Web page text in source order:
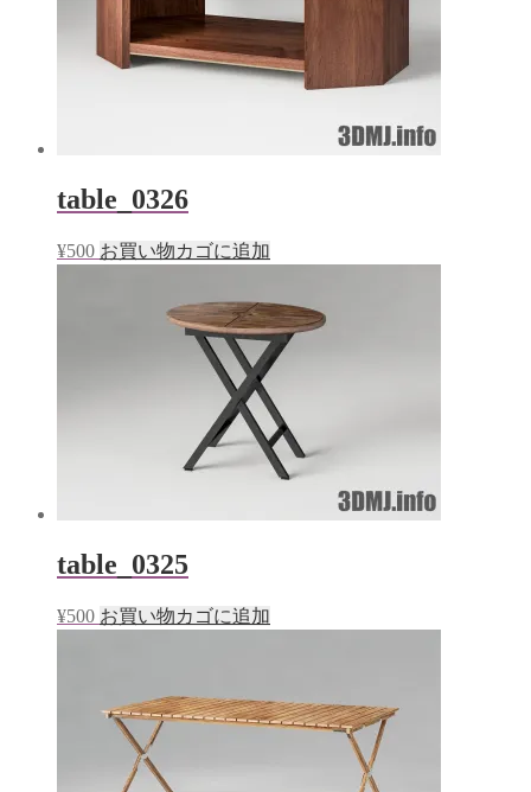
table_0326
¥500 お買い物カゴに追加
table_0325
¥500 お買い物カゴに追加